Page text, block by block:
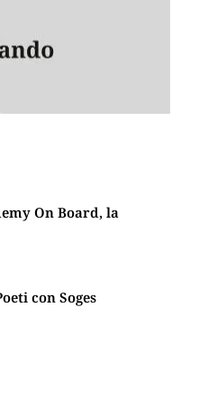
On Board, la
con Soges